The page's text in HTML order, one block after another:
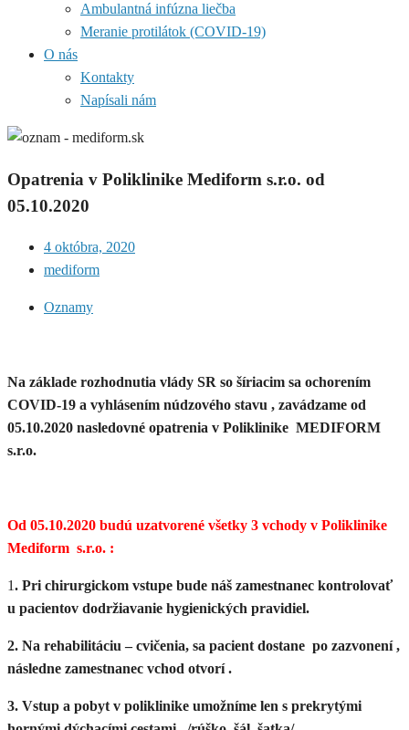
Ambulantná infúzna liečba
Meranie protilátok (COVID-19)
O nás
Kontakty
Napísali nám
Opatrenia v Poliklinike Mediform s.r.o. od
05.10.2020
4 októbra, 2020
mediform
Oznamy
Na základe rozhodnutia vlády SR so šíriacim sa ochorením
COVID-19 a vyhlásením núdzového stavu , zavádzame od
05.10.2020 nasledovné opatrenia v Poliklinike MEDIFORM
s.r.o.
Od 05.10.2020 budú uzatvorené všetky 3 vchody v Poliklinike
Mediform s.r.o. :
1. Pri chirurgickom vstupe bude náš zamestnanec kontrolovať
u pacientov dodržiavanie hygienických pravidiel.
2. Na rehabilitáciu – cvičenia, sa pacient dostane po zazvonení ,
následne zamestnanec vchod otvorí .
3. Vstup a pobyt v poliklinike umožníme len s prekrytými